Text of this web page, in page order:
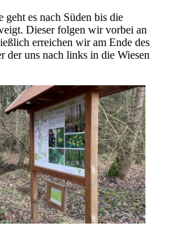
geht es nach Süden bis die
Dieser folgen wir vorbei an
erreichen wir am Ende des
der uns nach links in die Wiesen